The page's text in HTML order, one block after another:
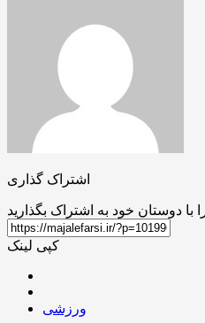
اشتراک گذاری
کپی لینک
ورزشی